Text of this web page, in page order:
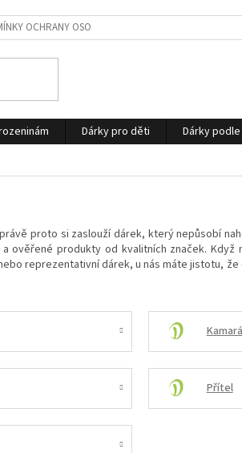
OCHRANY OSOBNÍCH ÚDAJŮ
Dárky pro děti Dárky
proto si zaslouží dárek, který nepůsobí
ověřené produkty od kvalitních značek.
reprezentativní dárek, u nás máte jistotu,
Přítel